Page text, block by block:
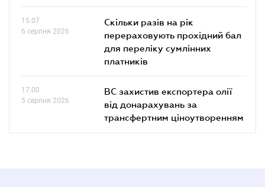
15.07
6 серпня 2026
Скільки разів на рік
перераховують прохідний бал
для переліку сумлінних
платників
17.00
5 серпня 2026
ВС захистив експортера олії
від донарахувань за
трансфертним ціноутворенням